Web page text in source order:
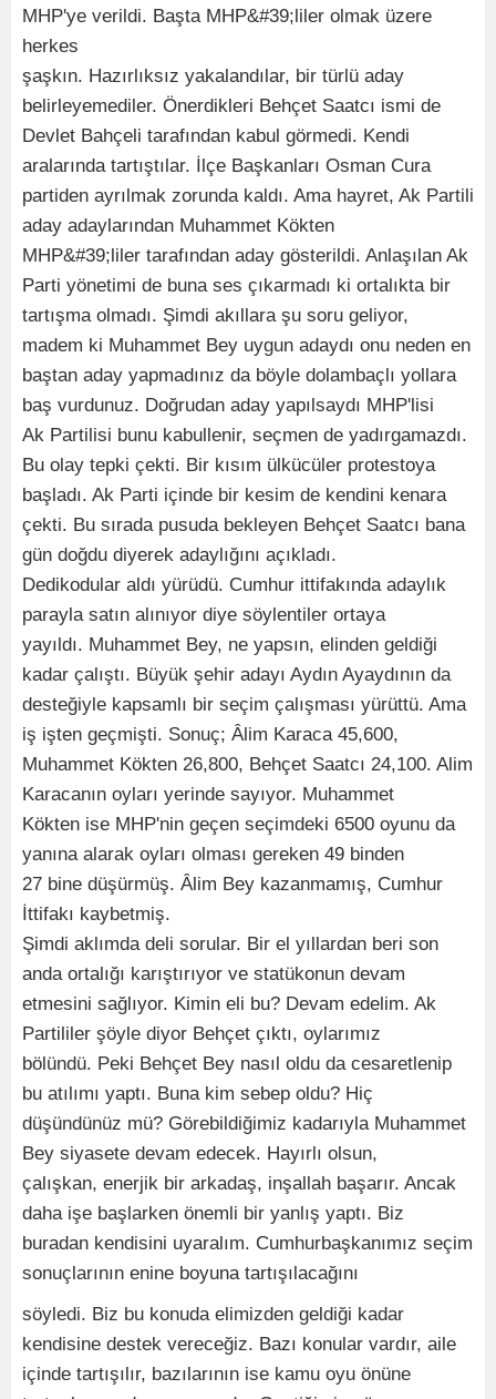
MHP'ye verildi. Başta MHP&#39;liler olmak üzere
herkes
şaşkın. Hazırlıksız yakalandılar, bir türlü aday
belirleyemediler. Önerdikleri Behçet Saatcı ismi de
Devlet Bahçeli tarafından kabul görmedi. Kendi
aralarında tartıştılar. İlçe Başkanları Osman Cura
partiden ayrılmak zorunda kaldı. Ama hayret, Ak Partili
aday adaylarından Muhammet Kökten
MHP&#39;liler tarafından aday gösterildi. Anlaşılan Ak
Parti yönetimi de buna ses çıkarmadı ki ortalıkta bir
tartışma olmadı. Şimdi akıllara şu soru geliyor,
madem ki Muhammet Bey uygun adaydı onu neden en
baştan aday yapmadınız da böyle dolambaçlı yollara
baş vurdunuz. Doğrudan aday yapılsaydı MHP'lisi
Ak Partilisi bunu kabullenir, seçmen de yadırgamazdı.
Bu olay tepki çekti. Bir kısım ülkücüler protestoya
başladı. Ak Parti içinde bir kesim de kendini kenara
çekti. Bu sırada pusuda bekleyen Behçet Saatcı bana
gün doğdu diyerek adaylığını açıkladı.
Dedikodular aldı yürüdü. Cumhur ittifakında adaylık
parayla satın alınıyor diye söylentiler ortaya
yayıldı. Muhammet Bey, ne yapsın, elinden geldiği
kadar çalıştı. Büyük şehir adayı Aydın Ayaydının da
desteğiyle kapsamlı bir seçim çalışması yürüttü. Ama
iş işten geçmişti. Sonuç; Âlim Karaca 45,600,
Muhammet Kökten 26,800, Behçet Saatcı 24,100. Alim
Karacanın oyları yerinde sayıyor. Muhammet
Kökten ise MHP'nin geçen seçimdeki 6500 oyunu da
yanına alarak oyları olması gereken 49 binden
27 bine düşürmüş. Âlim Bey kazanmamış, Cumhur
İttifakı kaybetmiş.
Şimdi aklımda deli sorular. Bir el yıllardan beri son
anda ortalığı karıştırıyor ve statükonun devam
etmesini sağlıyor. Kimin eli bu? Devam edelim. Ak
Partililer şöyle diyor Behçet çıktı, oylarımız
bölündü. Peki Behçet Bey nasıl oldu da cesaretlenip
bu atılımı yaptı. Buna kim sebep oldu? Hiç
düşündünüz mü? Görebildiğimiz kadarıyla Muhammet
Bey siyasete devam edecek. Hayırlı olsun,
çalışkan, enerjik bir arkadaş, inşallah başarır. Ancak
daha işe başlarken önemli bir yanlış yaptı. Biz
buradan kendisini uyaralım. Cumhurbaşkanımız seçim
sonuçlarının enine boyuna tartışılacağını
söyledi. Biz bu konuda elimizden geldiği kadar
kendisine destek vereceğiz. Bazı konular vardır, aile
içinde tartışılır, bazılarının ise kamu oyu önüne